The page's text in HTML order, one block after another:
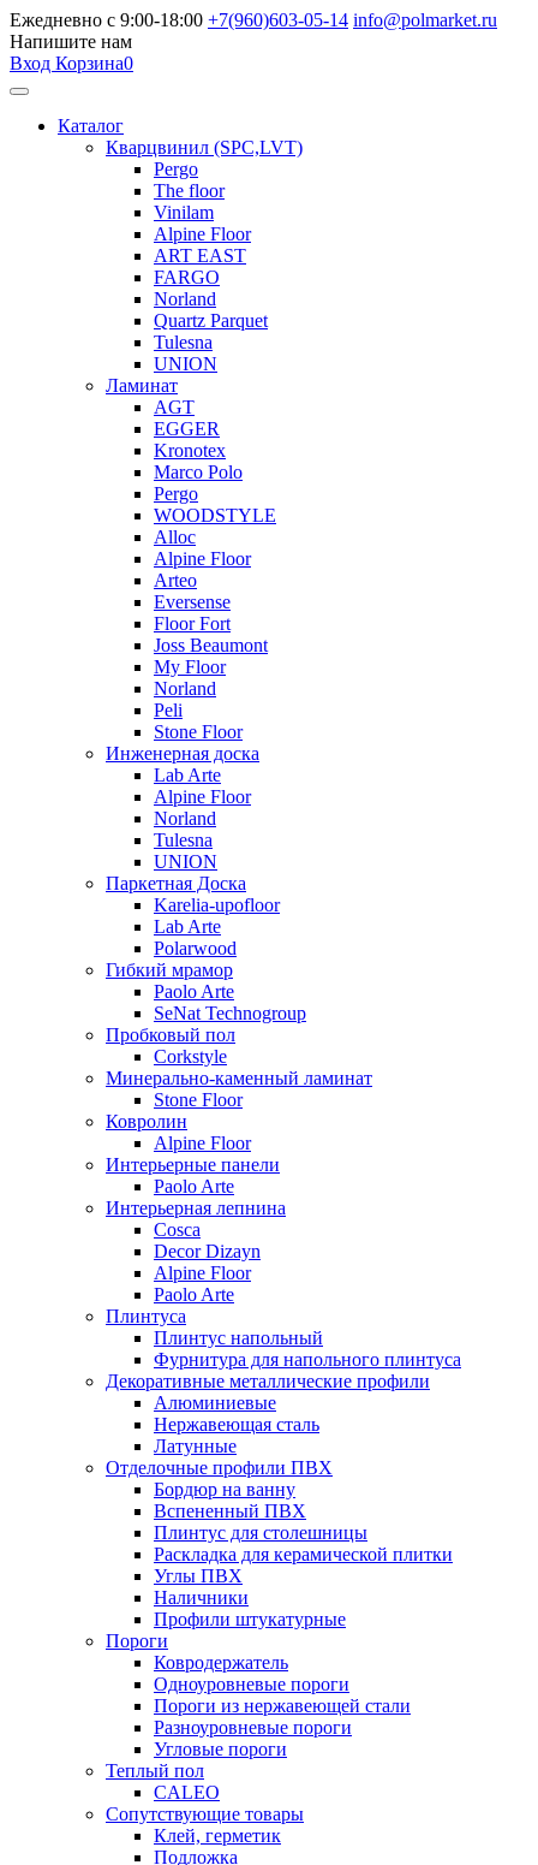
Ежедневно с 9:00-18:00 +7(960)603-05-14 info@polmarket.ru
Напишите нам
Вход Корзина0
Каталог
Кварцвинил (SPC,LVT)
Pergo
The floor
Vinilam
Alpine Floor
ART EAST
FARGO
Norland
Quartz Parquet
Tulesna
UNION
Ламинат
AGT
EGGER
Kronotex
Marco Polo
Pergo
WOODSTYLE
Alloc
Alpine Floor
Arteo
Eversense
Floor Fort
Joss Beaumont
My Floor
Norland
Peli
Stone Floor
Инженерная доска
Lab Arte
Alpine Floor
Norland
Tulesna
UNION
Паркетная Доска
Karelia-upofloor
Lab Arte
Polarwood
Гибкий мрамор
Paolo Arte
SeNat Technogroup
Пробковый пол
Corkstyle
Минерально-каменный ламинат
Stone Floor
Ковролин
Alpine Floor
Интерьерные панели
Paolo Arte
Интерьерная лепнина
Cosca
Decor Dizayn
Alpine Floor
Paolo Arte
Плинтуса
Плинтус напольный
Фурнитура для напольного плинтуса
Декоративные металлические профили
Алюминиевые
Нержавеющая сталь
Латунные
Отделочные профили ПВХ
Бордюр на ванну
Вспененный ПВХ
Плинтус для столешницы
Раскладка для керамической плитки
Углы ПВХ
Наличники
Профили штукатурные
Пороги
Ковродержатель
Одноуровневые пороги
Пороги из нержавеющей стали
Разноуровневые пороги
Угловые пороги
Теплый пол
CALEO
Сопутствующие товары
Клей, герметик
Подложка